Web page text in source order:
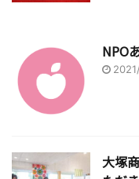
NPO
大塚